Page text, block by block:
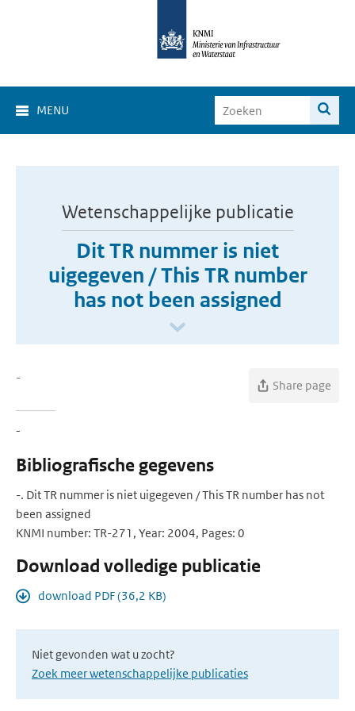
MENU
Wetenschappelijke publicatie
Dit TR nummer is niet
uigegeven / This TR number
has not been assigned
-
Share page
-
Bibliografische gegevens
-. Dit TR nummer is niet uigegeven / This TR number has not
been assigned
KNMI number: TR-271, Year: 2004, Pages: 0
Download volledige publicatie
download PDF (36,2 KB)
Niet gevonden wat u zocht?
Zoek meer wetenschappelijke publicaties